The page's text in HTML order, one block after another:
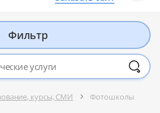
Фильтр
курсы, СМИ Фотошколы